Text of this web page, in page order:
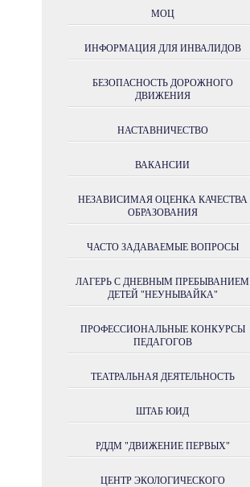
МОЦ
ИНФОРМАЦИЯ ДЛЯ ИНВАЛИДОВ
БЕЗОПАСНОСТЬ ДОРОЖНОГО
ДВИЖЕНИЯ
НАСТАВНИЧЕСТВО
ВАКАНСИИ
НЕЗАВИСИМАЯ ОЦЕНКА КАЧЕСТВА
ОБРАЗОВАНИЯ
ЧАСТО ЗАДАВАЕМЫЕ ВОПРОСЫ
ЛАГЕРЬ С ДНЕВНЫМ ПРЕБЫВАНИЕМ
ДЕТЕЙ "НЕУНЫВАЙКА"
ПРОФЕССИОНАЛЬНЫЕ КОНКУРСЫ
ПЕДАГОГОВ
ТЕАТРАЛЬНАЯ ДЕЯТЕЛЬНОСТЬ
ШТАБ ЮИД
РДДМ "ДВИЖЕНИЕ ПЕРВЫХ"
ЦЕНТР ЭКОЛОГИЧЕСКОГО